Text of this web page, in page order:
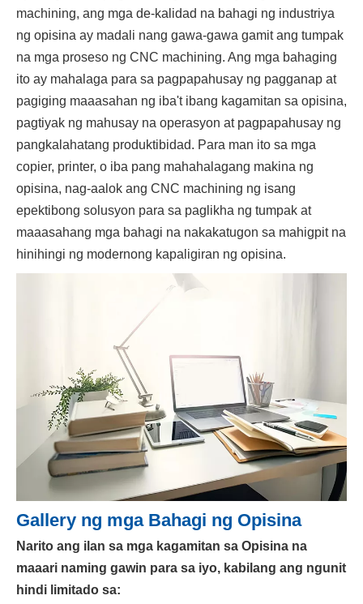
machining, ang mga de-kalidad na bahagi ng industriya
ng opisina ay madali nang gawa-gawa gamit ang tumpak
na mga proseso ng CNC machining. Ang mga bahaging
ito ay mahalaga para sa pagpapahusay ng pagganap at
pagiging maaasahan ng iba't ibang kagamitan sa opisina,
pagtiyak ng mahusay na operasyon at pagpapahusay ng
pangkalahatang produktibidad. Para man ito sa mga
copier, printer, o iba pang mahahalagang makina ng
opisina, nag-aalok ang CNC machining ng isang
epektibong solusyon para sa paglikha ng tumpak at
maaasahang mga bahagi na nakakatugon sa mahigpit na
hinihingi ng modernong kapaligiran ng opisina.
Gallery ng mga Bahagi ng Opisina
Narito ang ilan sa mga kagamitan sa Opisina na
maaari naming gawin para sa iyo, kabilang ang ngunit
hindi limitado sa: